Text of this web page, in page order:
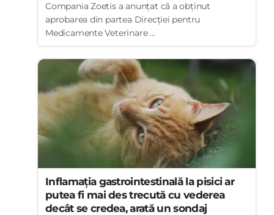
Compania Zoetis a anunțat că a obținut
aprobarea din partea Direcției pentru
Medicamente Veterinare ...
Inflamația gastrointestinală la pisici ar
putea fi mai des trecută cu vederea
decât se credea, arată un sondaj